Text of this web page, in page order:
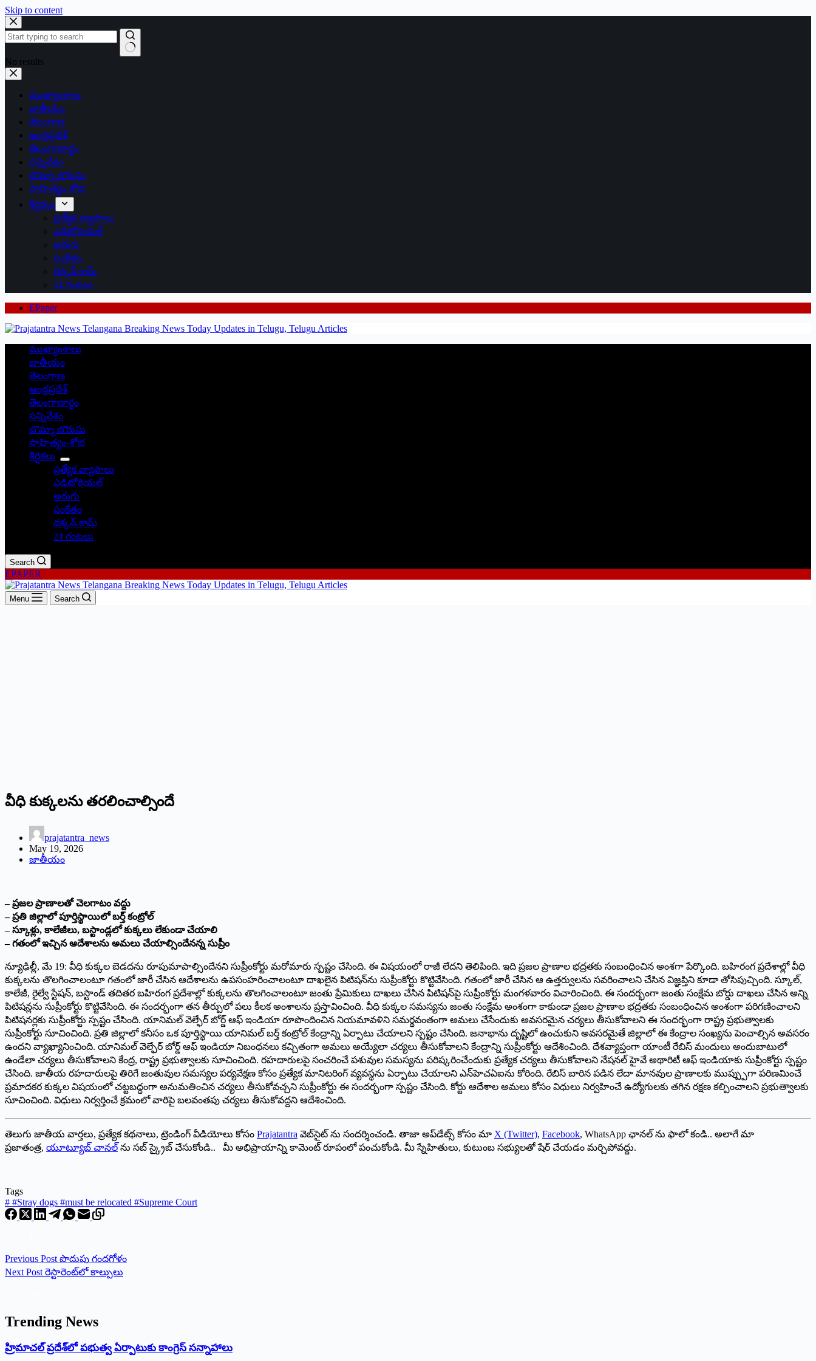
Skip to content
No results
ముఖ్యాంశాలు
జాతీయం
తెలంగాణ
ఆంధ్రప్రదేశ్
తెలంగాణార్థం
సన్నివేశం
బొమ్మా బొరుసు
సాహిత్యం-శోభ
శీర్షికలు
ప్రత్యేక వ్యాసాలు
ఎడిటోరియల్
అరుగు
సంకేతం
దక్కన్.కామ్
24 గంటలు
EPaper
ముఖ్యాంశాలు
జాతీయం
తెలంగాణ
ఆంధ్రప్రదేశ్
తెలంగాణార్థం
సన్నివేశం
బొమ్మా బొరుసు
సాహిత్యం-శోభ
శీర్షికలు
ప్రత్యేక వ్యాసాలు
ఎడిటోరియల్
అరుగు
సంకేతం
దక్కన్.కామ్
24 గంటలు
Search
EPAPER
Menu Search
వీధి కుక్కలను తరలించాల్సిందే
prajatantra_news
May 19, 2026
జాతీయం
– ప్రజల ప్రాణాలతో చెలగాటం వద్దు
– ప్రతి జిల్లాలో పూర్తిస్థాయిలో బర్త్ కంట్రోల్
– స్కూళ్లు, కాలేజీలు, బస్టాండ్లలో కుక్కలు లేకుండా చేయాలి
– గతంలో ఇచ్చిన ఆదేశాలను అమలు చేయాల్సిందేనన్న సుప్రీం
న్యూఢిల్లీ, మే 19: వీధి కుక్కల బెడదను రూపుమాపాల్సిందేనని సుప్రీంకోర్టు మరోమారు స్పష్టం చేసింది. ఈ విషయంలో రాజీ లేదని తెలిపింది. ఇది ప్రజల ప్రాణాల భద్రతకు సంబంధించిన అంశగా పేర్కొంది. బహిరంగ ప్రదేశాల్లో వీధి
కుక్కలను తొలగించాలంటూ గతంలో జారీ చేసిన ఆదేశాలను ఉపసంహరించాలంటూ దాఖలైన పిటిషన్‌ను సుప్రీంకోర్టు కొట్టివేసింది. గతంలో జారీ చేసిన ఆ ఉత్తర్వులను సవరించాలని చేసిన విజ్ఞప్తిని కూడా తోసిపుచ్చింది. స్కూల్,
కాలేజీ, రైల్వే స్టేషన్, బస్టాండ్ తదితర బహిరంగ ప్రదేశాల్లో కుక్కలను తొలగించాలంటూ జంతు ప్రేమికులు దాఖలు చేసిన పిటిషన్‌పై సుప్రీంకోర్టు మంగళవారం విచారించింది. ఈ సందర్భంగా జంతు సంక్షేమ బోర్డు దాఖలు చేసిన అన్ని
పిటిషన్లను సుప్రీంకోర్టు కొట్టివేసింది. ఈ సందర్భంగా తన తీర్పులో పలు కీలక అంశాలను ప్రస్తావించింది. వీధి కుక్కల సమస్యను జంతు సంక్షేమ అంశంగా కాకుండా ప్రజల ప్రాణాల భద్రతకు సంబంధించిన అంశంగా పరిగణించాలని
పిటిషనర్లకు సుప్రీంకోర్టు స్పష్టం చేసింది. యానిమల్ వెల్ఫేర్ బోర్డ్ ఆఫ్ ఇండియా రూపొందించిన నియమావళిని సమర్థవంతంగా అమలు చేసేందుకు అవసరమైన చర్యలు తీసుకోవాలని ఈ సందర్భంగా రాష్ట్ర ప్రభుత్వాలకు
సుప్రీంకోర్టు సూచించింది. ప్రతి జిల్లాలో కనీసం ఒక పూర్తిస్థాయి యానిమల్ బర్త్ కంట్రోల్ కేంద్రాన్ని ఏర్పాటు చేయాలని స్పష్టం చేసింది. జనాభాను దృష్టిలో ఉంచుకుని అవసరమైతే జిల్లాలో ఈ కేంద్రాల సంఖ్యను పెంచాల్సిన అవసరం
ఉందని వ్యాఖ్యానించింది. యానిమల్ వెల్ఫేర్ బోర్డ్ ఆఫ్ ఇండియా నిబంధనలు కచ్చితంగా అమలు అయ్యేలా చర్యలు తీసుకోవాలని కేంద్రాన్ని సుప్రీంకోర్టు ఆదేశించింది. దేశవ్యాప్తంగా యాంటీ రేబిస్ మందులు అందుబాటులో
ఉండేలా చర్యలు తీసుకోవాలని కేంద్ర, రాష్ట్ర ప్రభుత్వాలకు సూచించింది. రహదారులపై సంచరించే పశువుల సమస్యను పరిష్కరించేందుకు ప్రత్యేక చర్యలు తీసుకోవాలని నేషనల్ హైవే అథారిటీ ఆఫ్ ఇండియాకు సుప్రీంకోర్టు స్పష్టం
చేసింది. జాతీయ రహదారులపై తిరిగే జంతువుల సమస్యల పర్యవేక్షణ కోసం ప్రత్యేక మానిటరింగ్ వ్యవస్థను ఏర్పాటు చేయాలని ఎన్‌హెచఏఐను కోరింది. రేబిస్ బారిన పడిన లేదా మానవుల ప్రాణాలకు ముప్ప్పుగా పరిణమించే
ప్రమాదకర కుక్కల విషయంలో చట్టబద్ధంగా అనుమతించిన చర్యలు తీసుకోవచ్చని సుప్రీంకోర్టు ఈ సందర్భంగా స్పష్టం చేసింది. కోర్టు ఆదేశాల అమలు కోసం విధులు నిర్వహించే ఉద్యోగులకు తగిన రక్షణ కల్పించాలని ప్రభుత్వాలకు
సూచించింది. విధులు నిర్వర్తించే క్రమంలో వారిపై బలవంతపు చర్యలు తీసుకోవద్దని ఆదేశించింది.
తెలుగు జాతీయ వార్తలు, ప్రత్యేక కథనాలు, ట్రెండింగ్ వీడియోలు కోసం Prajatantra వెబ్‌సైట్ ను సందర్శించండి. తాజా అప్‌డేట్స్ కోసం మా X (Twitter), Facebook, WhatsApp ఛానల్ ను ఫాలో కండి.. అలాగే మా
ప్రజాతంత్ర, యూట్యూబ్ చానల్ ను సబ్ స్క్రైబ్ చేసుకోండి.. మీ అభిప్రాయాన్ని కామెంట్ రూపంలో పంచుకోండి. మీ స్నేహితులు, కుటుంబ సభ్యులతో షేర్ చేయడం మర్చిపోవద్దు.
Tags
# #Stray dogs #must be relocated #Supreme Court
Previous Post పొదుపు గందగోళం
Next Post రెస్టారెంట్‌లో కాల్పులు
Trending News
‌హ్రిమాచల్‌ ‌ప్రదేశ్‌లో పభుత్వ ఏర్పాటుకు కాంగ్రెస్‌ ‌సన్నాహాలు